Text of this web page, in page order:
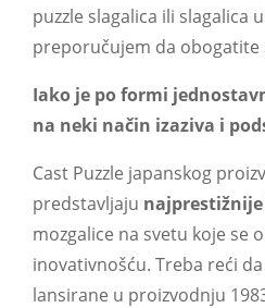
puzzle slagalica ili slagalica
preporučujem da obogatite
Iako je po formi
na neki način izaziva i
Cast Puzzle japanskog
predstavljaju
mozgalice na svetu koje se
inovativnošću. Treba reći
lansirane u proizvodnju